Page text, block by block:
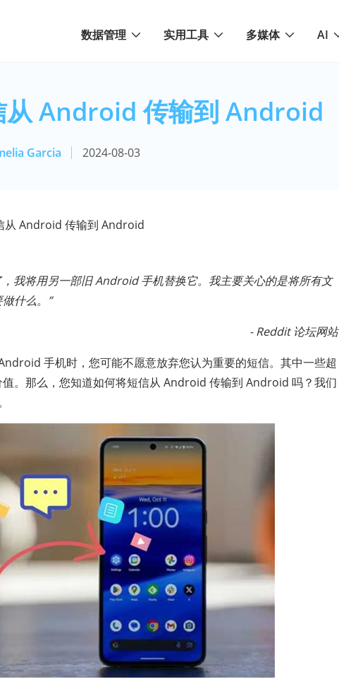
数据管理 实用工具 多媒体 AI
从 Android 传输到 Android
Garcia 2024-08-03
从 Android 传输到 Android
我将用另一部旧 Android 手机替换它。我主要关心的是将所有文
什么。”
- Reddit 论坛网站
手机时，您可能不愿意放弃您认为重要的短信。其中一些超
。那么，您知道如何将短信从 Android 传输到 Android 吗？我们